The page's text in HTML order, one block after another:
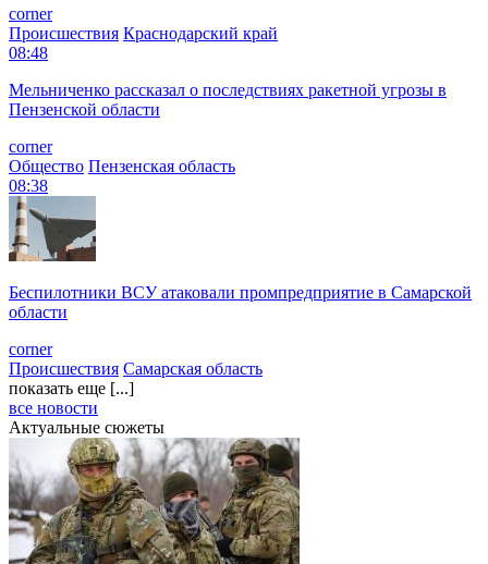
corner
Происшествия Краснодарский край
08:48
Мельниченко рассказал о последствиях ракетной угрозы в
Пензенской области
corner
Общество Пензенская область
08:38
Беспилотники ВСУ атаковали промпредприятие в Самарской
области
corner
Происшествия Самарская область
показать еще [...]
все новости
Актуальные сюжеты